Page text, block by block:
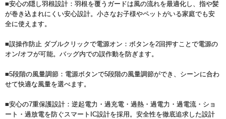
■安心の隠し羽根設計：羽根を覆うガードは風の流れを最適化し、指や髪
が巻き込まれにくい安心設計。小さなお子様やペットがいる家庭でも安
全に使えます。
■誤操作防止 ダブルクリックで電源オン：ボタンを2回押すことで電源の
オン/オフが可能。バッグ内での誤作動を防ぎます。
■5段階の風量調節：電源ボタンで5段階の風量調節ができ、シーンに合わ
せて快適な風量を選べます。
■安心の7重保護設計：逆起電力・過充電・過熱・過電力・過電流・ショ
ート・過放電を防ぐスマートIC設計を採用。安全性を徹底追求した設計